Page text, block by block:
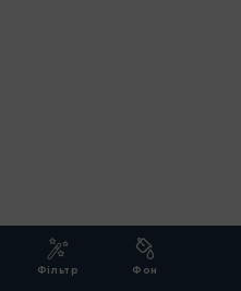
Фільтр Фон